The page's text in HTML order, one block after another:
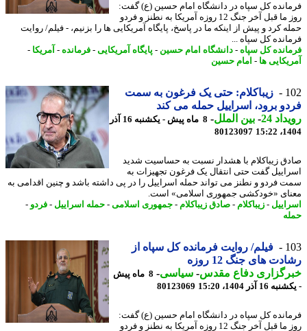
کل سپاه در دانشگاه امام حسین (ع) گفت:
روز ما قبل آخر جنگ 12 روزه آمریکا به نطنز و فردو
کرد و پیش از اینکه ما در پاسخ، پایگاه آمریکایی ها را بزنیم، - فیلم/ روایت
کل سپاه ...
کل سپاه-دانشگاه امام حسین-پایگاه آمریکایی-فرمانده-آمریکا-
ها- امام حسین
زیباکلام: حتی یک فرغون به سمت
برود، اسراییل حمله می کند
24
-بین الملل-
8 ماه پیش - یکشنبه 16 آذر
80123097
زیباکلام با هشدار نسبت به حساسیت شدید
گفت حتی انتقال یک فرغون تجهیزات به
فردو و نطنز می تواند حمله اسراییل را در پی داشته باشد و چنین اقدامی به
«خودکشی جمهوری اسلامی» است.
-زیباکلام-صادق زیباکلام-جمهوری اسلامی-حمله اسراییل -فردو-
فیلم/ روایت فرمانده کل سپاه از
های جنگ 12 روزه
دفاع مقدس-سیاسی-
8 ماه پیش
آذر 1404، 15:20
80123069
کل سپاه در دانشگاه امام حسین (ع) گفت:
روز ما قبل آخر جنگ 12 روزه آمریکا به نطنز و فردو